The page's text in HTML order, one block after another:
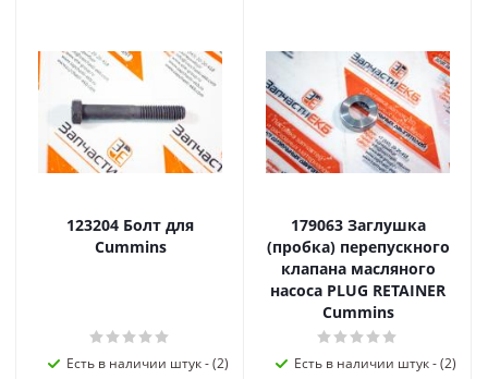
123204 Болт для
Cummins
Есть в наличии штук - (2)
179063 Заглушка
(пробка) перепускного
клапана масляного
насоса PLUG RETAINER
Cummins
Есть в наличии штук - (2)